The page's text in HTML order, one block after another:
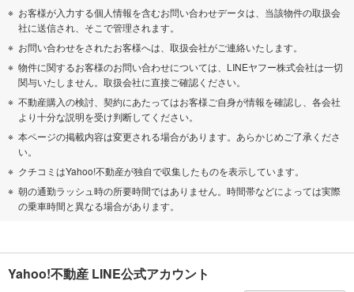
お客様が入力する個人情報を含むお問い合わせデータは、当該物件の取扱会
社に送信され、そこで管理されます。
お問い合わせをされたお客様へは、取扱会社がご連絡いたします。
物件に関するお客様のお問い合わせについては、LINEヤフー株式会社は一切
関与いたしません。取扱会社に直接ご確認ください。
不動産購入の検討、契約にあたってはお客様ご自身が情報を確認し、各会社
より十分な説明を受け判断してください。
本ページの掲載内容は変更される場合があります。あらかじめご了承くださ
い。
クチコミはYahoo!不動産が独自で収集したものを表示しています。
朝の通勤ラッシュ時の所要時間ではありません。時間帯などによっては実際
の乗車時間と異なる場合があります。
Yahoo!不動産 LINE公式アカウント